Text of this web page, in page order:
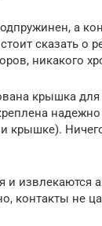
а
сказать о
никакого
крышка для
крышке).
и извлекаются
контакты не